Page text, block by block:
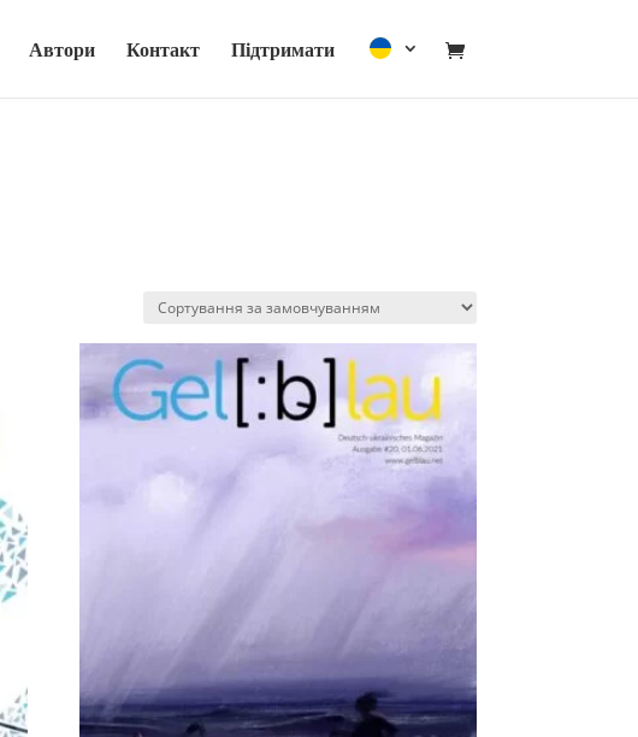
Автори Контакт Підтримати